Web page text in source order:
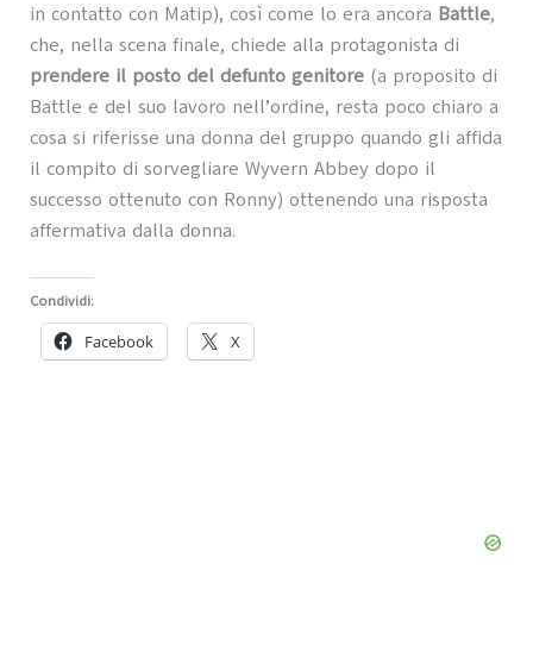
in contatto con Matip), così come lo era ancora Battle,
che, nella scena finale, chiede alla protagonista di
prendere il posto del defunto genitore(a proposito di
Battle e del suo lavoro nell’ordine, resta poco chiaro a
cosa si riferisse una donna del gruppo quando gli affida
il compito di sorvegliare Wyvern Abbey dopo il
successo ottenuto con Ronny) ottenendo una risposta
affermativa dalla donna.
Condividi:
Facebook X